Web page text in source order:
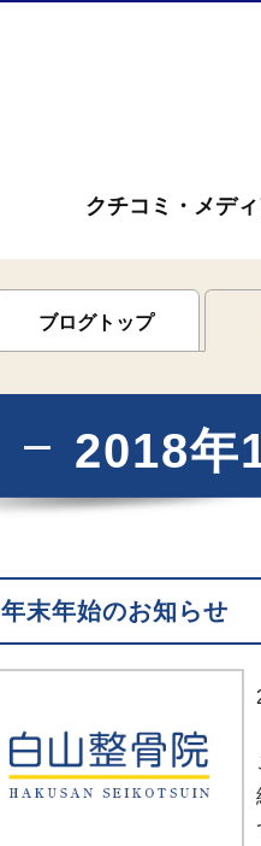
クチコミ・メデ
ブログトップ
2018年
年末年始のお知らせ